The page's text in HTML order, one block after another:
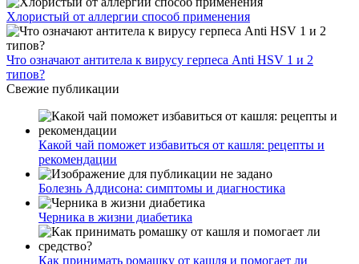
Хлористый от аллергии способ применения
Что означают антитела к вирусу герпеса Anti HSV 1 и 2
типов?
Свежие публикации
Какой чай поможет избавиться от кашля: рецепты и
рекомендации
Болезнь Аддисона: симптомы и диагностика
Черника в жизни диабетика
Как принимать ромашку от кашля и помогает ли